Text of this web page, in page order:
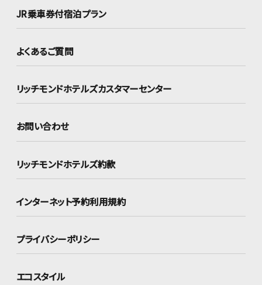
JR乗車券付宿泊プラン
よくあるご質問
リッチモンドホテルズカスタマーセンター
お問い合わせ
リッチモンドホテルズ約款
インターネット予約利用規約
プライバシーポリシー
エコスタイル